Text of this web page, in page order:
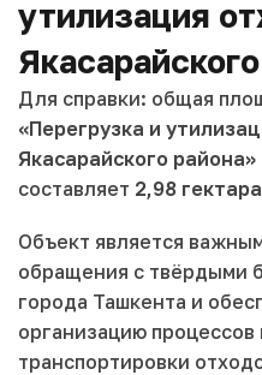
утилизация
Для справки: общая
«Перегрузка и
Якасарайского района»
составляет 2,98 гектара
Объект является
обращения с твёрдыми
города Ташкента и
организацию
транспортировки